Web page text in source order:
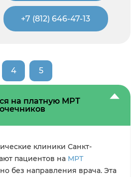
+7 (812) 646-47-13
4 5
на платную МРТ
клиники Санкт-
пациентов на МРТ
без направления врача. Эта